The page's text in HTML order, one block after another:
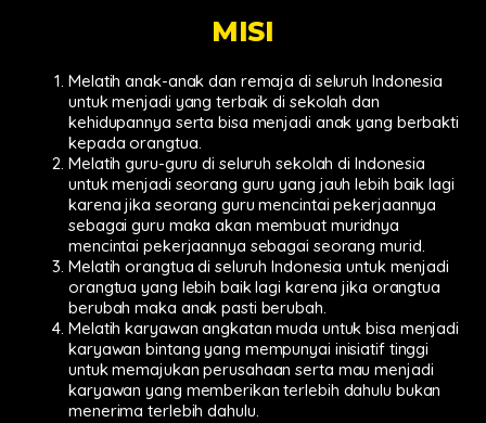
MISI
Melatih anak-anak dan remaja di seluruh Indonesia
untuk menjadi yang terbaik di sekolah dan
kehidupannya serta bisa menjadi anak yang berbakti
kepada orangtua.
Melatih guru-guru di seluruh sekolah di Indonesia
untuk menjadi seorang guru yang jauh lebih baik lagi
karena jika seorang guru mencintai pekerjaannya
sebagai guru maka akan membuat muridnya
mencintai pekerjaannya sebagai seorang murid.
Melatih orangtua di seluruh Indonesia untuk menjadi
orangtua yang lebih baik lagi karena jika orangtua
berubah maka anak pasti berubah.
Melatih karyawan angkatan muda untuk bisa menjadi
karyawan bintang yang mempunyai inisiatif tinggi
untuk memajukan perusahaan serta mau menjadi
karyawan yang memberikan terlebih dahulu bukan
menerima terlebih dahulu.